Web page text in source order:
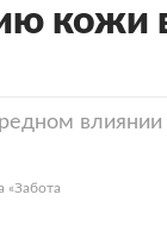
кожи
«Забота